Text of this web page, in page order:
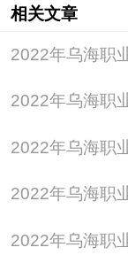
高人才培养质量
荣获
·全国教
·国家级
中国硬笔书法名
中华优秀传统
相关文章
2022年乌海职
2022年乌海职
2022年乌海职
2022年乌海职
2022年乌海职